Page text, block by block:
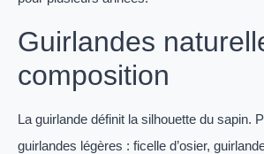
Guirlandes
composition
La guirlande définit la silhouette du sapin.
guirlandes légères : ficelle d’osier,